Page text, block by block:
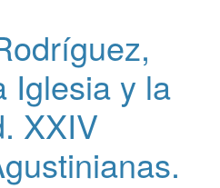
Iglesia y la
XXIV